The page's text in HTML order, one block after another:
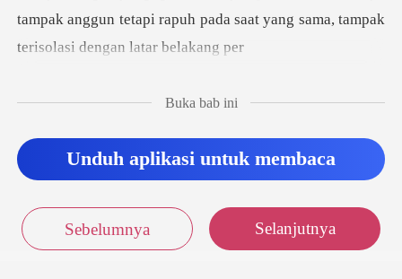
Keluar
tampak ang
Buka bab ini
Unduh aplikasi untuk membaca
Sebelumnya Selanjutnya